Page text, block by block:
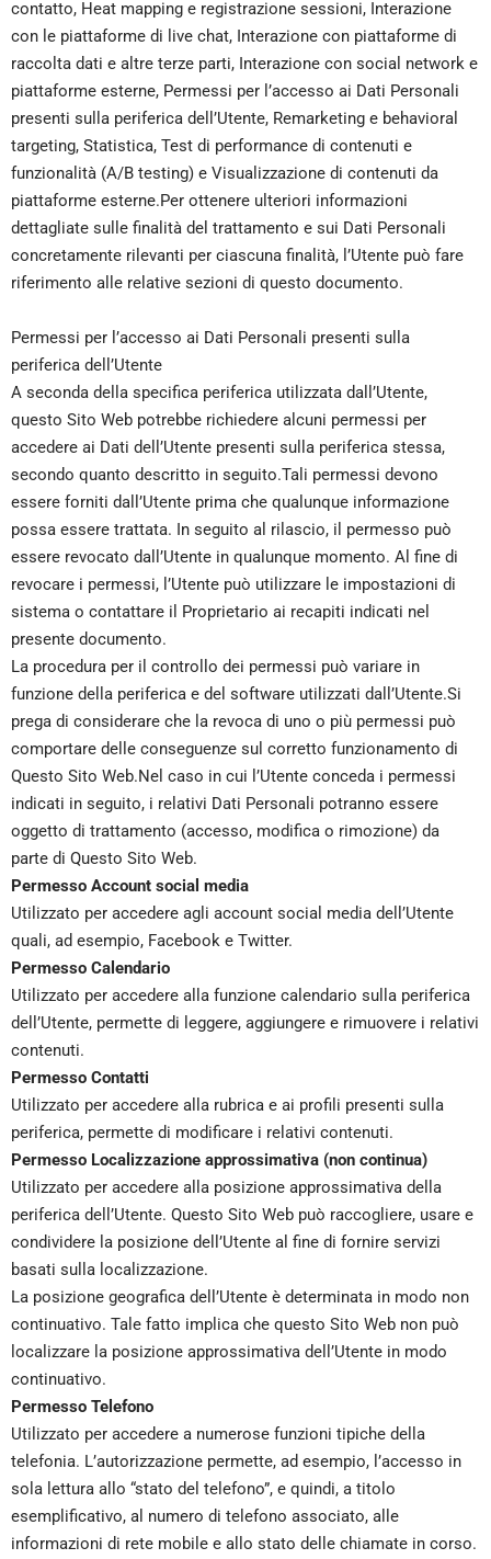
contatto, Heat mapping e registrazione sessioni, Interazione
con le piattaforme di live chat, Interazione con piattaforme di
raccolta dati e altre terze parti, Interazione con social network e
piattaforme esterne, Permessi per l’accesso ai Dati Personali
presenti sulla periferica dell’Utente, Remarketing e behavioral
targeting, Statistica, Test di performance di contenuti e
funzionalità (A/B testing) e Visualizzazione di contenuti da
piattaforme esterne.Per ottenere ulteriori informazioni
dettagliate sulle finalità del trattamento e sui Dati Personali
concretamente rilevanti per ciascuna finalità, l’Utente può fare
riferimento alle relative sezioni di questo documento.
Permessi per l’accesso ai Dati Personali presenti sulla
periferica dell’Utente
A seconda della specifica periferica utilizzata dall’Utente,
questo Sito Web potrebbe richiedere alcuni permessi per
accedere ai Dati dell’Utente presenti sulla periferica stessa,
secondo quanto descritto in seguito.Tali permessi devono
essere forniti dall’Utente prima che qualunque informazione
possa essere trattata. In seguito al rilascio, il permesso può
essere revocato dall’Utente in qualunque momento. Al fine di
revocare i permessi, l’Utente può utilizzare le impostazioni di
sistema o contattare il Proprietario ai recapiti indicati nel
presente documento.
La procedura per il controllo dei permessi può variare in
funzione della periferica e del software utilizzati dall’Utente.Si
prega di considerare che la revoca di uno o più permessi può
comportare delle conseguenze sul corretto funzionamento di
Questo Sito Web.Nel caso in cui l’Utente conceda i permessi
indicati in seguito, i relativi Dati Personali potranno essere
oggetto di trattamento (accesso, modifica o rimozione) da
parte di Questo Sito Web.
Permesso Account social media
Utilizzato per accedere agli account social media dell’Utente
quali, ad esempio, Facebook e Twitter.
Permesso Calendario
Utilizzato per accedere alla funzione calendario sulla periferica
dell’Utente, permette di leggere, aggiungere e rimuovere i relativi
contenuti.
Permesso Contatti
Utilizzato per accedere alla rubrica e ai profili presenti sulla
periferica, permette di modificare i relativi contenuti.
Permesso Localizzazione approssimativa (non continua)
Utilizzato per accedere alla posizione approssimativa della
periferica dell’Utente. Questo Sito Web può raccogliere, usare e
condividere la posizione dell’Utente al fine di fornire servizi
basati sulla localizzazione.
La posizione geografica dell’Utente è determinata in modo non
continuativo. Tale fatto implica che questo Sito Web non può
localizzare la posizione approssimativa dell’Utente in modo
continuativo.
Permesso Telefono
Utilizzato per accedere a numerose funzioni tipiche della
telefonia. L’autorizzazione permette, ad esempio, l’accesso in
sola lettura allo “stato del telefono”, e quindi, a titolo
esemplificativo, al numero di telefono associato, alle
informazioni di rete mobile e allo stato delle chiamate in corso.